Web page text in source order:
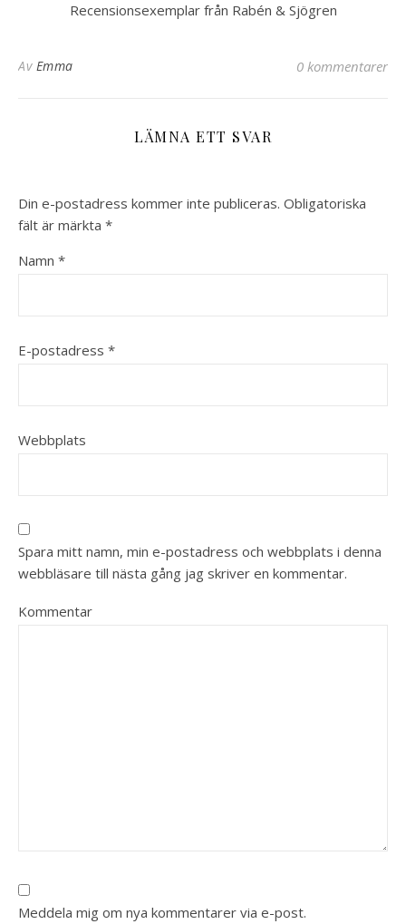
Recensionsexemplar från Rabén & Sjögren
Av Emma 0 kommentarer
LÄMNA ETT SVAR
Din e-postadress kommer inte publiceras. Obligatoriska
fält är märkta *
Namn *
E-postadress *
Webbplats
Spara mitt namn, min e-postadress och webbplats i denna
webbläsare till nästa gång jag skriver en kommentar.
Kommentar
Meddela mig om nya kommentarer via e-post.